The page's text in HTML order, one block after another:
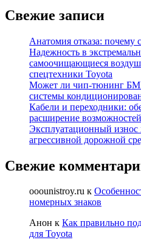
Свежие записи
Анатомия отказа: почему
Надежность в
самоочищающиеся
спецтехники Toyota
Может ли чип-тюнинг
системы
Кабели и переходники:
расширение
Эксплуатационный износ
агрессивной дорожной
Свежие
ooounistroy.ru к
номерных знаков
Анон к Как правильно
для Toyota